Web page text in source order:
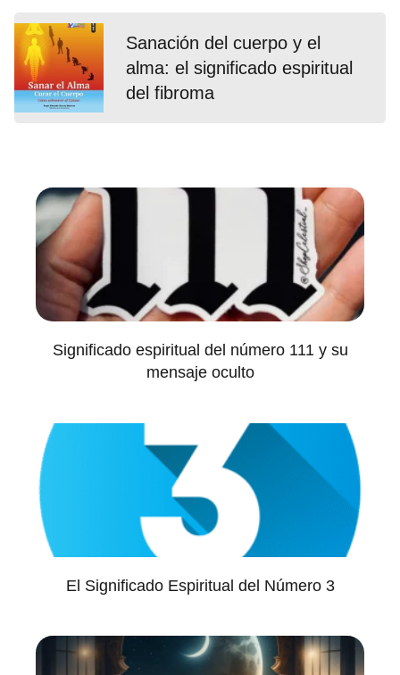
Sanación del cuerpo y el
alma: el significado espiritual
del fibroma
Significado espiritual del número 111 y su
mensaje oculto
El Significado Espiritual del Número 3